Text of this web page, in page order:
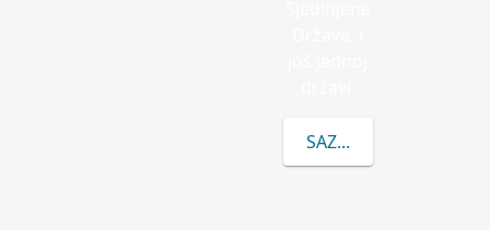
SAZNAJTE VIŠE O